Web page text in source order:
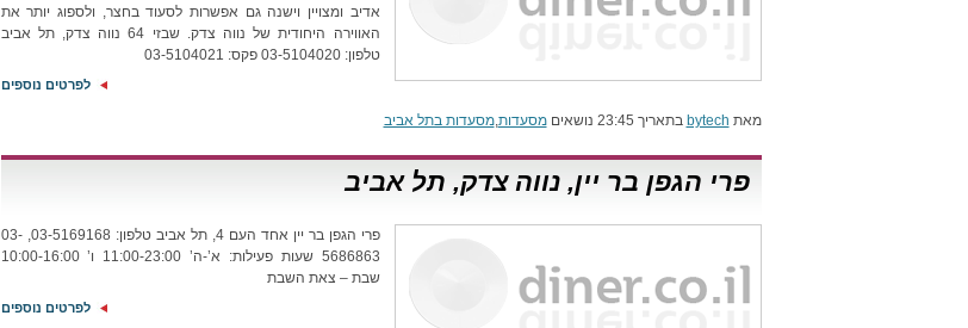
אדיב ומצויין וישנה גם אפשרות לסעוד בחצר, ולספוג יותר את
האווירה היחודית של נווה צדק. שבזי 64 נווה צדק, תל אביב
טלפון: 03-5104020 פקס: 03-5104021
לפרטים נוספים
מאת bytech בתאריך 23:45 נושאים מסעדות,מסעדות בתל אביב
פרי הגפן בר יין, נווה צדק, תל אביב
פרי הגפן בר יין אחד העם 4, תל אביב טלפון: 03-5169168, 03-
5686863 שעות פעילות: א’-ה’ 11:00-23:00 ו’ 10:00-16:00
שבת – צאת השבת
לפרטים נוספים